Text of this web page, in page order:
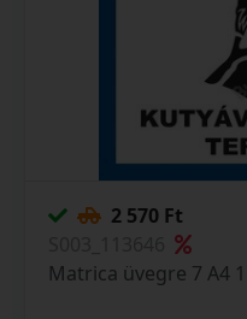
2 570 Ft
Matrica üvegre 7 A4